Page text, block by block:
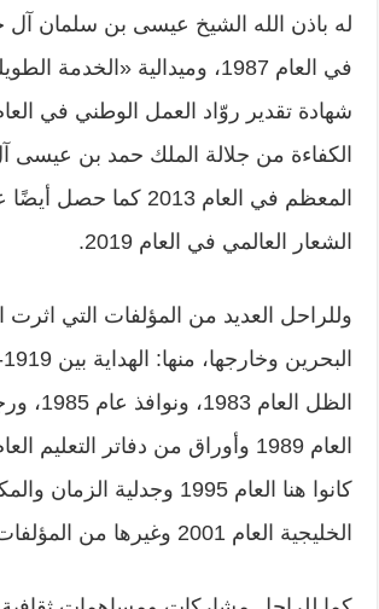
له باذن الله الشيخ عيسى بن سلمان آل
في العام 1987، وميدالية «الخدمة
الكفاءة من جلالة الملك حمد بن عيسى
المعظم في العام 2013 كما
الشعار العالمي في العام 2019.
وللراحل العديد من المؤلفات التي اثرت
الظل العام
كانوا هنا العام 1995 وجدلية
الخليجية العام 2001 وغيرها من المؤلفات